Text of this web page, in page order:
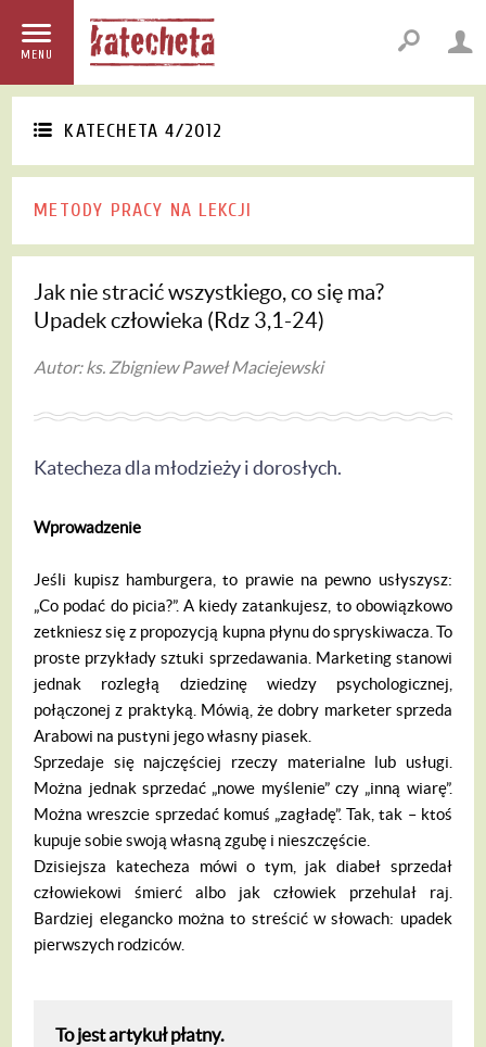
MENU
KATECHETA 4/2012
METODY PRACY NA LEKCJI
Jak nie stracić wszystkiego, co się ma?
Upadek człowieka (Rdz 3,1-24)
Autor: ks. Zbigniew Paweł Maciejewski
Katecheza dla młodzieży i dorosłych.
Wprowadzenie
Jeśli kupisz hamburgera, to prawie na pewno usłyszysz:
„Co podać do picia?”. A kiedy zatankujesz, to obowiązkowo
zetkniesz się z propozycją kupna płynu do spryskiwacza. To
proste przykłady sztuki sprzedawania. Marketing stanowi
jednak rozległą dziedzinę wiedzy psychologicznej,
połączonej z praktyką. Mówią, że dobry marketer sprzeda
Arabowi na pustyni jego własny piasek.
Sprzedaje się najczęściej rzeczy materialne lub usługi.
Można jednak sprzedać „nowe myślenie” czy „inną wiarę”.
Można wreszcie sprzedać komuś „zagładę”. Tak, tak – ktoś
kupuje sobie swoją własną zgubę i nieszczęście.
Dzisiejsza katecheza mówi o tym, jak diabeł sprzedał
człowiekowi śmierć albo jak człowiek przehulał raj.
Bardziej elegancko można to streścić w słowach: upadek
pierwszych rodziców.
To jest artykuł płatny.